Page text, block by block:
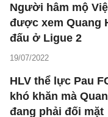
Người hâm mộ
được xem Quang
đấu ở Ligue 2
19/07/2022
HLV thể lực Pau
khó khăn mà
đang phải đối mặt